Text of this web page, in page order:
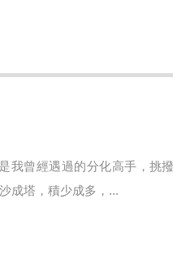
我曾經遇過的分化高手，挑
成塔，積少成多，...